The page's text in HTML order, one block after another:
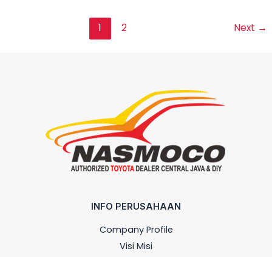
1 2 Next →
INFO PERUSAHAAN
Company Profile
Visi Misi